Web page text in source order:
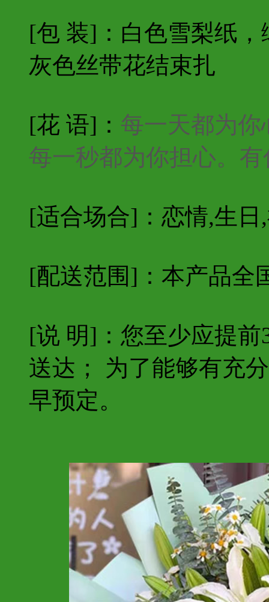
[包 装]：白色雪梨纸
灰色丝带花结束扎
[花 语]： 每一天都为
每一秒都为你担心。
[适合场合]：恋情,生日
[配送范围]：本产品全
[说 明]：您至少应提
送达； 为了能够有充
早预定。